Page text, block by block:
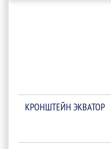
КРОНШТЕЙН ЭКВАТОР